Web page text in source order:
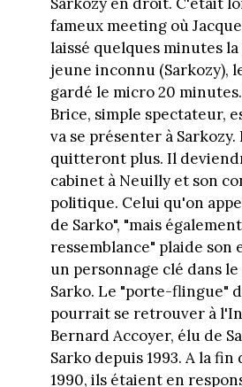
fameux meeting où
laissé quelques minutes
jeune inconnu (Sarkozy),
gardé le micro 20
Brice, simple spectateur,
va se présenter à Sarkozy.
quitteront plus. Il
cabinet à Neuilly et son
politique. Celui qu'on
de Sarko", "mais
ressemblance" plaide son
un personnage clé dans
Sarko. Le "porte-flingue"
pourrait se retrouver à
Bernard Accoyer, élu de
Sarko depuis 1993. A la fin
1990, ils étaient en